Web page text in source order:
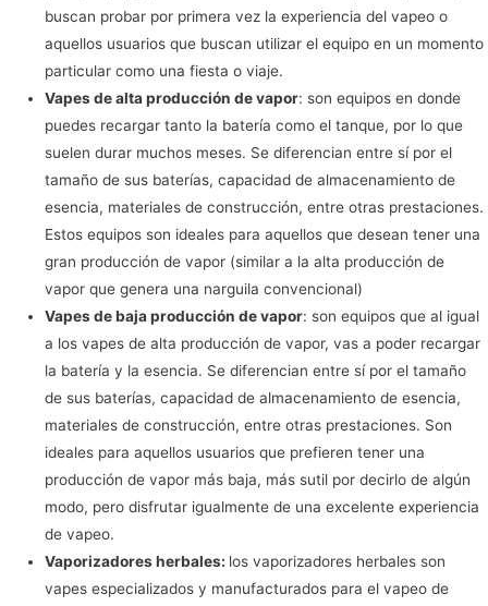
buscan probar por primera vez la experiencia del vapeo o
aquellos usuarios que buscan utilizar el equipo en un momento
particular como una fiesta o viaje.
Vapes de alta producción de vapor: son equipos en donde
puedes recargar tanto la batería como el tanque, por lo que
suelen durar muchos meses. Se diferencian entre sí por el
tamaño de sus baterías, capacidad de almacenamiento de
esencia, materiales de construcción, entre otras prestaciones.
Estos equipos son ideales para aquellos que desean tener una
gran producción de vapor (similar a la alta producción de
vapor que genera una narguila convencional)
Vapes de baja producción de vapor: son equipos que al igual
a los vapes de alta producción de vapor, vas a poder recargar
la batería y la esencia. Se diferencian entre sí por el tamaño
de sus baterías, capacidad de almacenamiento de esencia,
materiales de construcción, entre otras prestaciones. Son
ideales para aquellos usuarios que prefieren tener una
producción de vapor más baja, más sutil por decirlo de algún
modo, pero disfrutar igualmente de una excelente experiencia
de vapeo.
Vaporizadores herbales: los vaporizadores herbales son
vapes especializados y manufacturados para el vapeo de